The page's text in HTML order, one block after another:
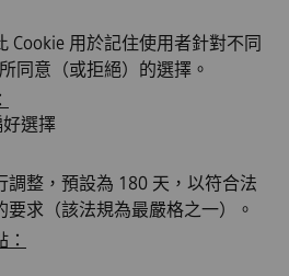
Cookie 用於記住使用者針對不同
同意（或拒絕）的選擇。
好選擇
調整，預設為 180 天，以符合法
要求（該法規為最嚴格之一）。